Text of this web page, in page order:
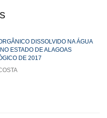
DISSOLVIDO NA ÁGUA
ESTADO DE ALAGOAS
DE 2017